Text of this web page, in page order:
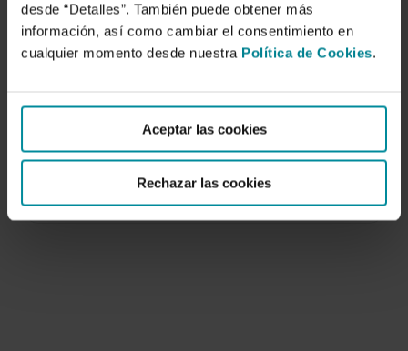
desde “Detalles”. También puede obtener más
información, así como cambiar el consentimiento en
cualquier momento desde nuestra Política de Cookies.
Aceptar las cookies
Rechazar las cookies
renovado
30 de septiembre de 2025
representa el 13 % del PIB y recibe…